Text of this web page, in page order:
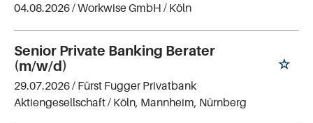
04.08.2026 /Workwise GmbH / Köln
Senior Private Banking Berater
(m/w/d)
29.07.2026 / Fürst Fugger Privatbank
Aktiengesellschaft/ Köln, Mannheim, Nürnberg